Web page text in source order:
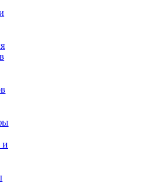
и